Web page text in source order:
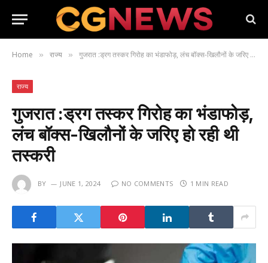
Home » राज्य » गुजरात :ड्रग तस्‍कर गिरोह का भंडाफोड़, लंच बॉक्‍स-खिलौनों के जरिए हो रही थी तस्‍करी
राज्य
गुजरात :ड्रग तस्‍कर गिरोह का भंडाफोड़,
लंच बॉक्‍स-खिलौनों के जरिए हो रही थी
तस्‍करी
BY JUNE 1, 2024 NO COMMENTS 1 MIN READ